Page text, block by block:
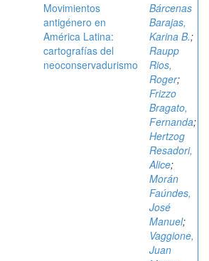
Movimientos
antigénero en
América Latina:
cartografías del
neoconservadurismo
Bárcenas
Barajas,
Karina B.;
Raupp
Rios,
Roger;
Frizzo
Bragato,
Fernanda;
Hertzog
Resadori,
Alice;
Morán
Faúndes,
José
Manuel;
Vaggione,
Juan